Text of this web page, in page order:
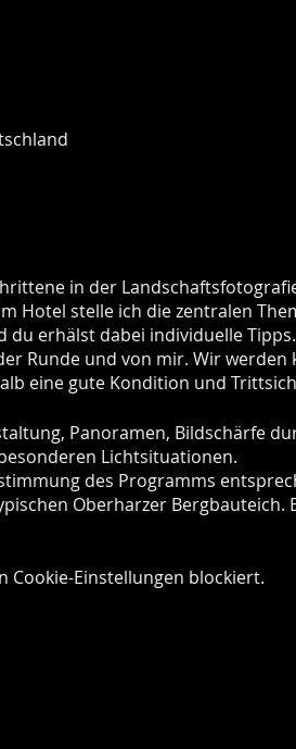
in der
Hotel stelle ich die zentralen
erhälst dabei individuelle
Runde und von mir. Wir werden
eine gute Kondition und
Panoramen, Bildschärfe
Lichtsituationen.
des Programms
Oberharzer Bergbauteich.
und -besprechung.
für Aktive" in Clausthal-
gehen.
Cookie-Einstellungen blockiert.